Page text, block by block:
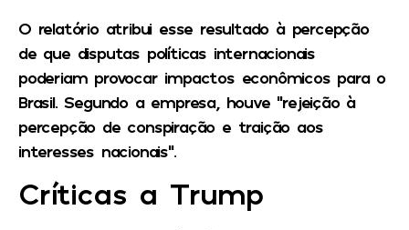
O relatório atribui esse resultado à percepção
de que disputas políticas internacionais
poderiam provocar impactos econômicos para o
Brasil. Segundo a empresa, houve “rejeição à
percepção de conspiração e traição aos
interesses nacionais”.
Críticas a Trump